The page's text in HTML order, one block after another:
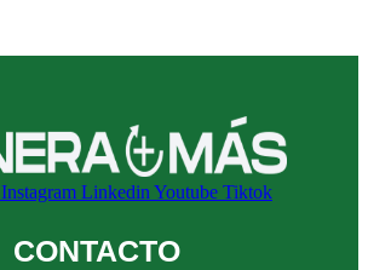
Instagram LinkedinYoutube Tiktok
CONTACTO